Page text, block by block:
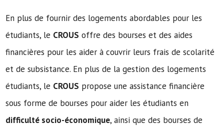
En plus de fournir des logements abordables pour les
étudiants, le CROUS offre des bourses et des aides
financières pour les aider à couvrir leurs frais de scolarité
et de subsistance. En plus de la gestion des logements
étudiants, le CROUS propose une assistance financière
sous forme de bourses pour aider les étudiants en
difficulté socio-économique, ainsi que des bourses de